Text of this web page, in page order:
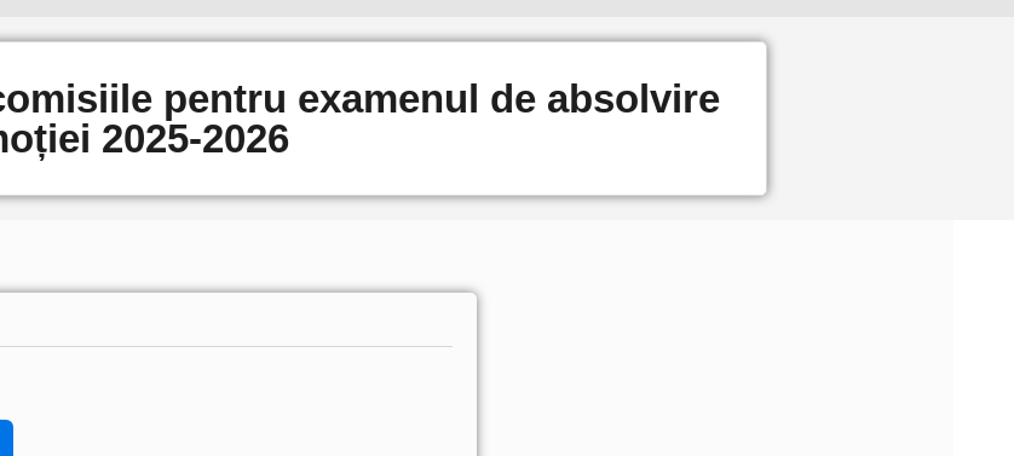
pentru examenul de absolvire
2025-2026